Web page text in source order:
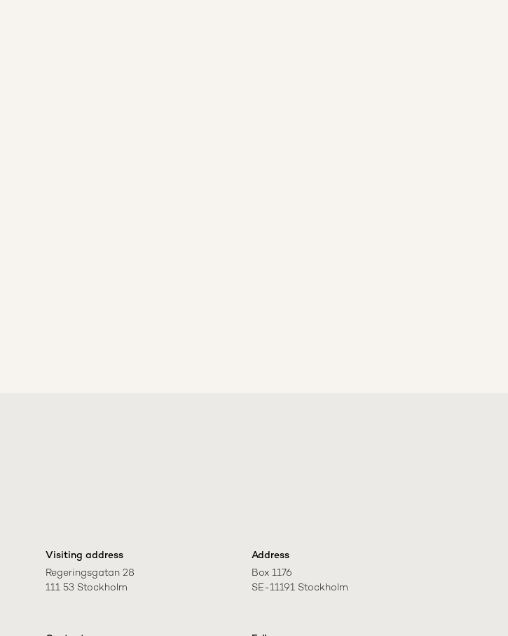
Visiting address
Regeringsgatan 28
111 53 Stockholm
Address
Box 1176
SE-11191 Stockholm